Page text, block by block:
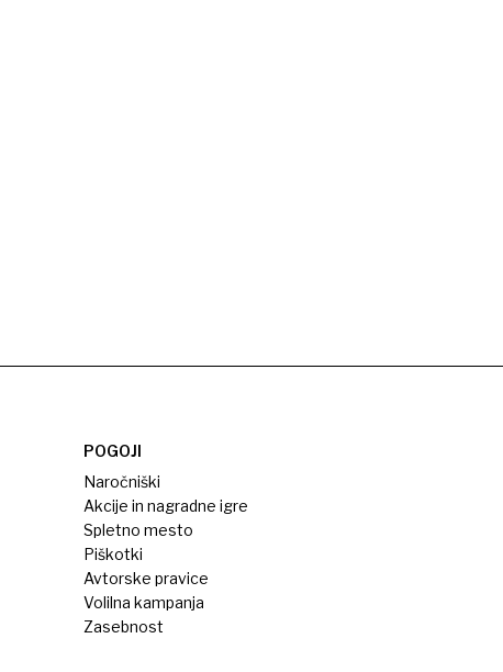
POGOJI
Naročniški
Akcije in nagradne igre
Spletno mesto
Piškotki
Avtorske pravice
Volilna kampanja
Zasebnost